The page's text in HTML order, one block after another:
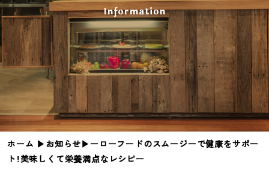
Information
ホーム ▶︎ お知らせ▶︎ ーローフードのスムージーで健康をサポー
ト！美味しくて栄養満点なレシピー